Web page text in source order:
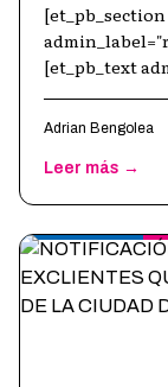
[et_pb_text
Adrian Bengolea
Leer más →